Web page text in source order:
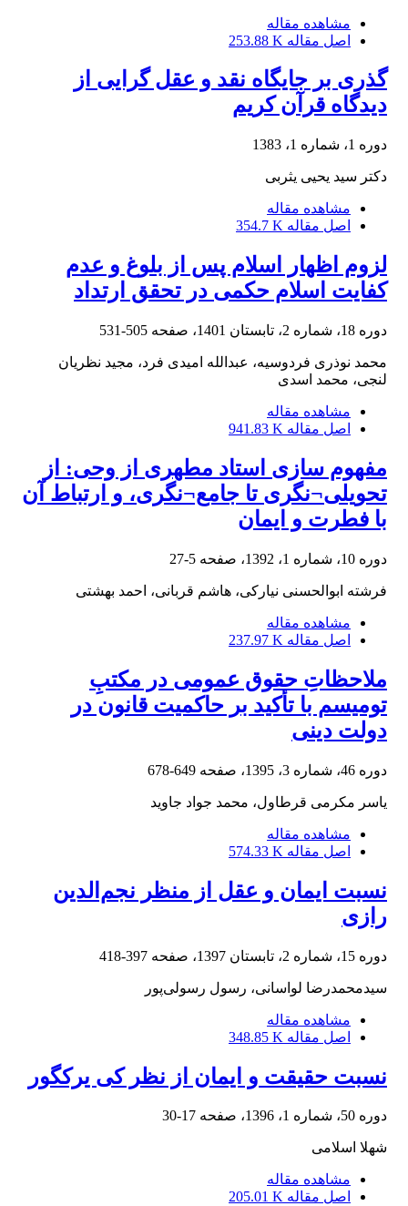
مشاهده مقاله
اصل مقاله 253.88 K
گذری بر جایگاه نقد و عقل گرایی از
دیدگاه قرآن کریم
دوره 1، شماره 1، 1383
دکتر سید یحیی یثربی
مشاهده مقاله
اصل مقاله 354.7 K
لزوم اظهار اسلام پس از بلوغ و عدم
کفایت اسلام حکمی در تحقق ارتداد
دوره 18، شماره 2، تابستان 1401، صفحه 505-531
محمد نوذری فردوسیه، عبدالله امیدی فرد، مجید نظریان
لنجی، محمد اسدی
مشاهده مقاله
اصل مقاله 941.83 K
مفهوم سازی استاد مطهری از وحی: از
تحویلی¬نگری تا جامع¬نگری، و ارتباط آن
با فطرت و ایمان
دوره 10، شماره 1، 1392، صفحه 5-27
فرشته ابوالحسنی نیارکی، هاشم قربانی، احمد بهشتی
مشاهده مقاله
اصل مقاله 237.97 K
ملاحظاتِ حقوق عمومی در مکتبِ
تومیسم با تأکید بر حاکمیت قانون در
دولت دینی
دوره 46، شماره 3، 1395، صفحه 649-678
یاسر مکرمی قرطاول، محمد جواد جاوید
مشاهده مقاله
اصل مقاله 574.33 K
نسبت ایمان و عقل از منظر نجم‌الدین
رازی
دوره 15، شماره 2، تابستان 1397، صفحه 397-418
سیدمحمدرضا لواسانی، رسول رسولی‌پور
مشاهده مقاله
اصل مقاله 348.85 K
نسبت حقیقت و ایمان از نظر کی یرکگور
دوره 50، شماره 1، 1396، صفحه 17-30
شهلا اسلامی
مشاهده مقاله
اصل مقاله 205.01 K